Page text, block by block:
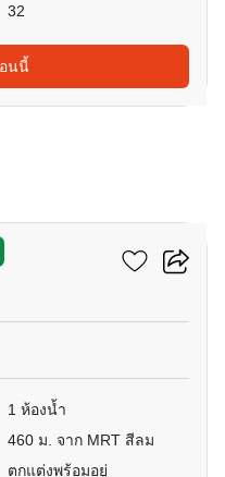
32
นนี้
1 ห้องน้ำ
460 ม. จาก MRT สีลม
ตกแต่งพร้อมอยู่